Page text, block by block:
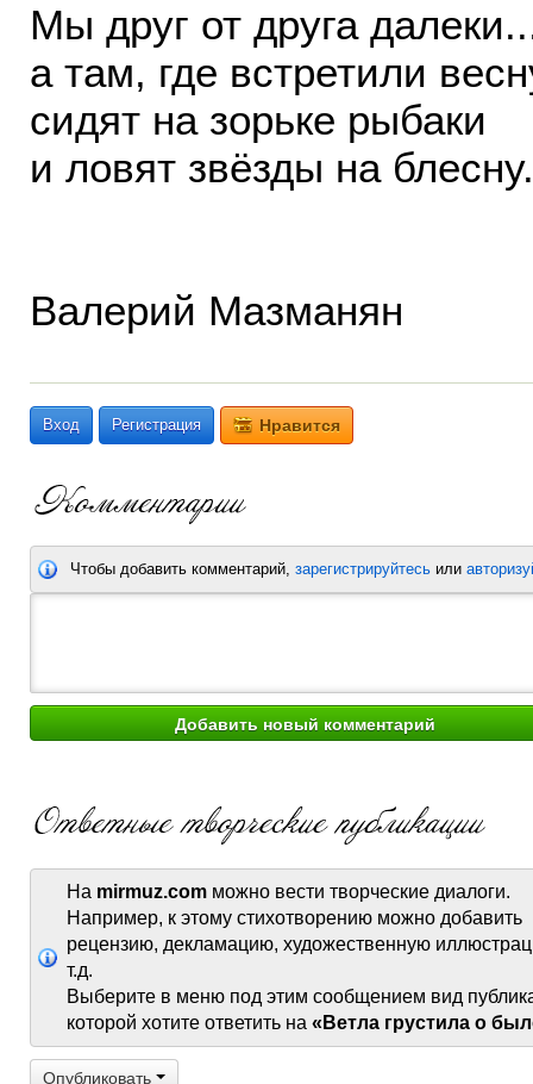
Мы друг от друга
а там, где встретили
сидят на зорьке рыбаки
и ловят звёзды на блесну.
Валерий Мазманян
Вход Регистрация Нравится
Чтобы добавить комментарий, зарегистрируйтесь или
На mirmuz.com можно вести творческие диалоги.
Например, к этому стихотворению можно добавить
рецензию, декламацию, художественную
т.д.
Выберите в меню под этим сообщением вид
которой хотите ответить на «Ветла грустила о
Опубликовать